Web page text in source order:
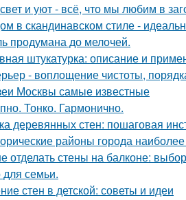
и уют - всё, что мы любим в
в скандинавском стиле -
продумана до мелочей.
штукатурка: описание и
- воплощение чистоты,
Москвы самые известные
Тонко. Гармонично.
деревянных стен: пошаговая
районы города
отделать стены на балконе:
семьи.
стен в детской: советы и идеи